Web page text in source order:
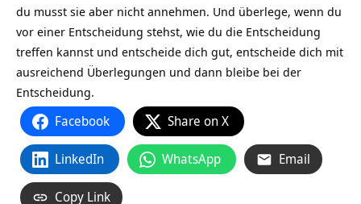
du musst sie aber nicht annehmen. Und überlege, wenn du
vor einer Entscheidung stehst, wie du die Entscheidung
treffen kannst und entscheide dich gut, entscheide dich mit
ausreichend Überlegungen und dann bleibe bei der
Entscheidung.
Facebook Share on X
LinkedIn WhatsApp Email
Copy Link